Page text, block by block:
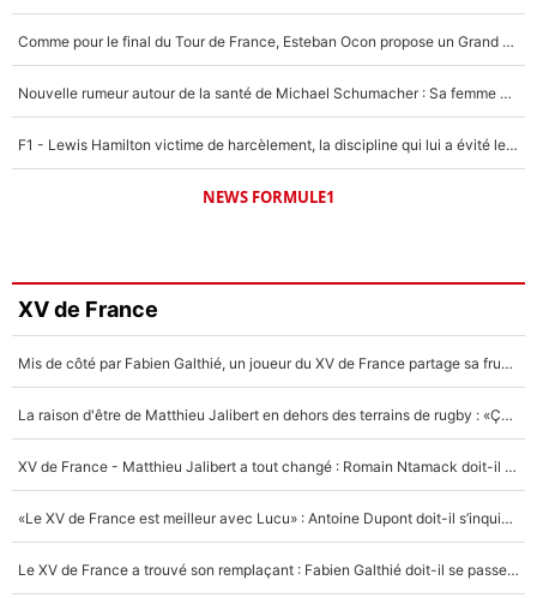
Comme pour le final du Tour de France, Esteban Ocon propose un Grand Prix de Formule 1 à Paris : «Autour de l’Arc de Triomphe, ce serait génial» !
Nouvelle rumeur autour de la santé de Michael Schumacher : Sa femme Corinna sort du silence
F1 - Lewis Hamilton victime de harcèlement, la discipline qui lui a évité le pire : «J'aurais probablement mal tourné»
NEWS FORMULE1
XV de France
Mis de côté par Fabien Galthié, un joueur du XV de France partage sa frustration : «ils ne me l’ont pas dit tout de suite»
La raison d'être de Matthieu Jalibert en dehors des terrains de rugby : «Ça m'atteint autant que si tu touches à un membre de ma famille»
XV de France - Matthieu Jalibert a tout changé : Romain Ntamack doit-il s’inquiéter pour sa place à un an de la Coupe du monde ?
«Le XV de France est meilleur avec Lucu» : Antoine Dupont doit-il s’inquiéter pour sa place ?
Le XV de France a trouvé son remplaçant : Fabien Galthié doit-il se passer d'Antoine Dupont ?